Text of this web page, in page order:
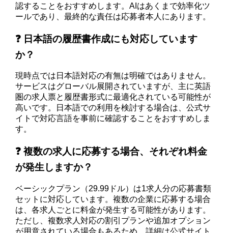
認することをおすすめします。AIはあくまで効率化ツ
ールであり、最終的な責任は応募者本人にあります。
❓ 日本語の履歴書作成にも対応しています
か？
現時点では日本語対応の有無は明確ではありません。
サービスはグローバル展開されていますが、主に英語
圏の求人票と履歴書形式に最適化されている可能性が
高いです。日本語での利用を検討する場合は、公式サ
イトで対応言語を事前に確認することをおすすめしま
す。
❓ 複数の求人に応募する場合、それぞれ料金
が発生しますか？
ベーシックプラン（29.99ドル）は1求人分の応募書類
セットに対応しています。複数の企業に応募する場合
は、各求人ごとに料金が発生する可能性があります。
ただし、複数求人対応の割引プランや追加オプション
が用意されている場合もあるため、詳細は公式サイト